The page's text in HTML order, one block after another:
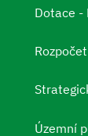
Dotace -
Rozpočet
Územní